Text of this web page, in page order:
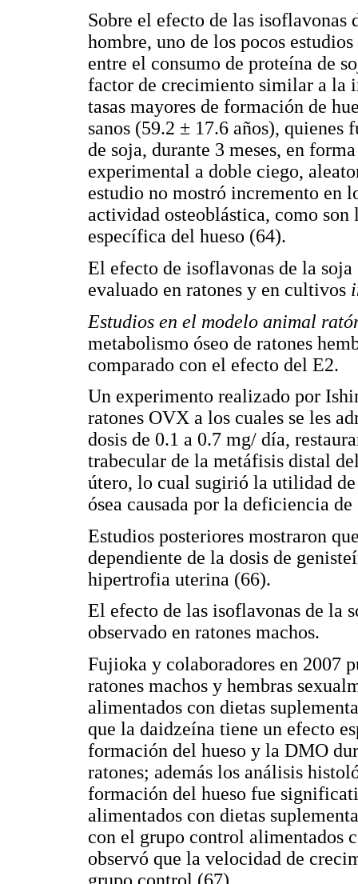
Sobre el efecto de las isoflavonas
hombre, uno de los pocos
entre el consumo de proteína de
factor de crecimiento similar a la
tasas mayores de formación de
sanos (59.2 ± 17.6 años),
de soja, durante 3 meses, en
experimental a doble ciego,
estudio no mostró incremento en
actividad osteoblástica, como
específica del hueso (64).
El efecto de isoflavonas de la
evaluado en ratones y en cultivos
Estudios en el modelo animal
metabolismo óseo de ratones
comparado con el efecto del E2.
Un experimento realizado por
ratones OVX a los cuales se les
dosis de 0.1 a 0.7 mg/ día,
trabecular de la metáfisis distal
útero, lo cual sugirió la utilidad
ósea causada por la deficiencia
Estudios posteriores mostraron
dependiente de la dosis de
hipertrofia uterina (66).
El efecto de las isoflavonas de la
observado en ratones machos.
Fujioka y colaboradores en 2007
ratones machos y hembras
alimentados con dietas
que la daidzeína tiene un efecto
formación del hueso y la DMO
ratones; además los análisis
formación del hueso fue
alimentados con dietas
con el grupo control alimentados
observó que la velocidad de